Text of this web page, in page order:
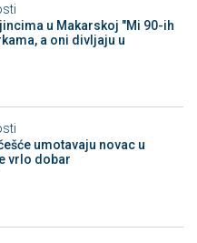
u Makarskoj "Mi 90-ih
a oni divljaju u
umotavaju novac u
vrlo dobar